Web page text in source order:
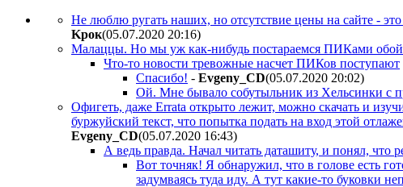
Не люблю ругать наших, но отсутствие цены на сайте -
Kpoк(05.07.2020 20:16)
Малаццы. Но мы уж как-нибудь постараемся ПИКами
Что-то новости тревожные насчет ПИКов поступают
Спасибо! - Evgeny_CD(05.07.2020 20:02)
Ой. Мне бывало собутыльник из Хельсинки с
Офигеть, даже Errata открыто лежит, можно скачать и
буржуйский текст, что попытка подать на вход этой
Evgeny_CD(05.07.2020 16:43)
А ведь правда. Начал читать даташиту, и понял, что
Вот точняк! Я обнаружил, что в голове есть
задумваясь туда иду. А тут какие-то буковки